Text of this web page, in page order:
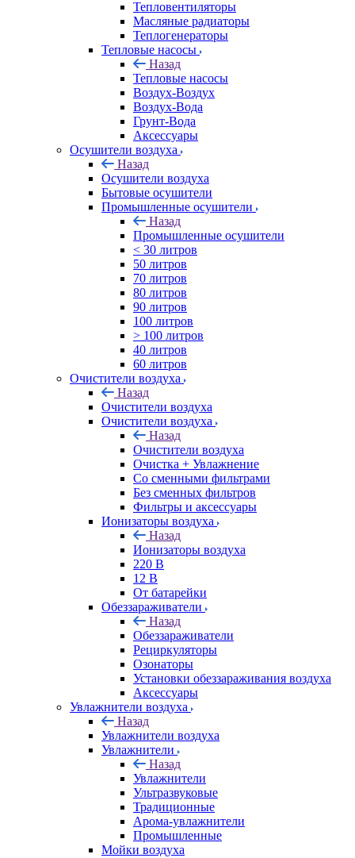
Тепловентиляторы
Масляные радиаторы
Теплогенераторы
Тепловые насосы
Назад
Тепловые насосы
Воздух-Воздух
Воздух-Вода
Грунт-Вода
Аксессуары
Осушители воздуха
Назад
Осушители воздуха
Бытовые осушители
Промышленные осушители
Назад
Промышленные осушители
< 30 литров
50 литров
70 литров
80 литров
90 литров
100 литров
> 100 литров
40 литров
60 литров
Очистители воздуха
Назад
Очистители воздуха
Очистители воздуха
Назад
Очистители воздуха
Очистка + Увлажнение
Cо сменными фильтрами
Без сменных фильтров
Фильтры и аксессуары
Ионизаторы воздуха
Назад
Ионизаторы воздуха
220 В
12 В
От батарейки
Обеззараживатели
Назад
Обеззараживатели
Рециркуляторы
Озонаторы
Установки обеззараживания воздуха
Аксессуары
Увлажнители воздуха
Назад
Увлажнители воздуха
Увлажнители
Назад
Увлажнители
Ультразвуковые
Традиционные
Арома-увлажнители
Промышленные
Мойки воздуха